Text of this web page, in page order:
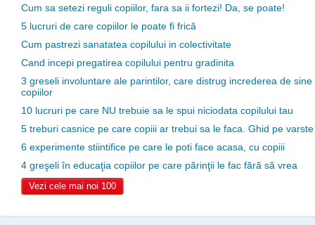
Cum sa setezi reguli copiilor, fara sa ii fortezi! Da, se poate!
5 lucruri de care copiilor le poate fi frică
Cum pastrezi sanatatea copilului in colectivitate
Cand incepi pregatirea copilului pentru gradinita
3 greseli involuntare ale parintilor, care distrug increderea de sine
copiilor
10 lucruri pe care NU trebuie sa le spui niciodata copilului tau
5 treburi casnice pe care copiii ar trebui sa le faca. Ghid pe varste
6 experimente stiintifice pe care le poti face acasa, cu copiii
4 greşeli în educaţia copiilor pe care părinţii le fac fără să vrea
Vezi cele mai noi 100